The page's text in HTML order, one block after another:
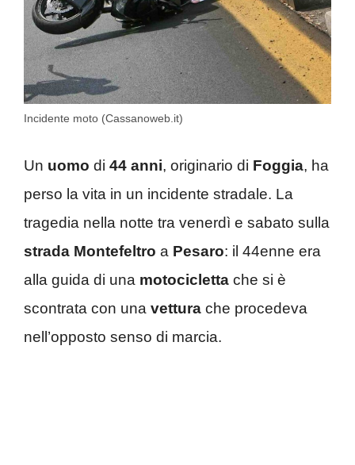
Incidente moto (Cassanoweb.it)
Un uomo di 44 anni, originario di Foggia, ha
perso la vita in un incidente stradale. La
tragedia nella notte tra venerdì e sabato sulla
strada Montefeltro a Pesaro: il 44enne era
alla guida di una motocicletta che si è
scontrata con una vettura che procedeva
nell’opposto senso di marcia.